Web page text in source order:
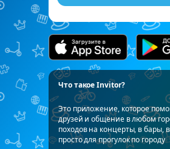
Что такое Invitor?
Это приложение, которое
друзей и общение в любом
походов на концерты, в бары,
просто для прогулок по городу